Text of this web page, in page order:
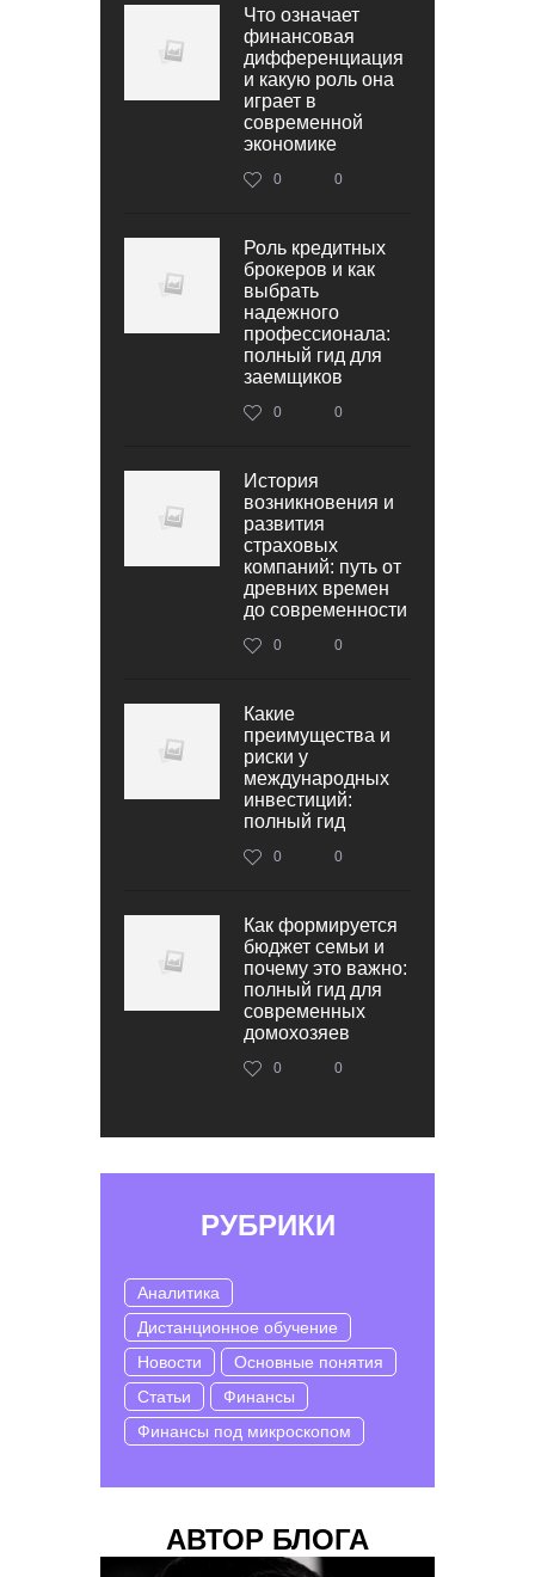
Что означает
финансовая
дифференциация
и какую роль она
играет в
современной
экономике
0 0
Роль кредитных
брокеров и как
выбрать
надежного
профессионала:
полный гид для
заемщиков
0 0
История
возникновения и
развития
страховых
компаний: путь от
древних времен
до современности
0 0
Какие
преимущества и
риски у
международных
инвестиций:
полный гид
0 0
Как формируется
бюджет семьи и
почему это важно:
полный гид для
современных
домохозяев
0 0
РУБРИКИ
Аналитика
Дистанционное обучение
Новости
Основные понятия
Статьи
Финансы
Финансы под микроскопом
АВТОР БЛОГА